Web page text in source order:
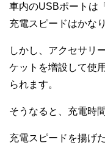
車内のUSBポートは
充電スピードはかな
しかし、アクセサリ
ケットを増設して使
られます。
そうなると、充電時
充電スピードを揚げ